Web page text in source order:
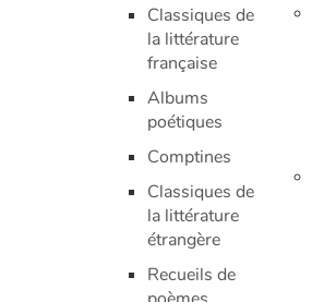
Ogres, monstres et sorcières
Héroïnes et héros
Écologie, nature, saisons
Voyage, épopée, enquête, aventure
Classiques de
la littérature
française
Albums
poétiques
Comptines
Classiques de
la littérature
étrangère
Recueils de